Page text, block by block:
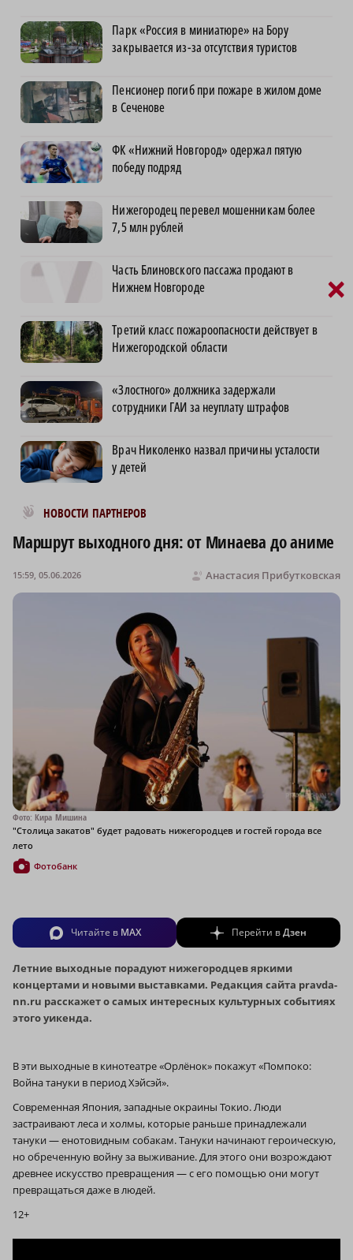
Парк «Россия в миниатюре» на Бору
закрывается из-за отсутствия туристов
Пенсионер погиб при пожаре в жилом доме
в Сеченове
ФК «Нижний Новгород» одержал пятую
победу подряд
Нижегородец перевел мошенникам более
7,5 млн рублей
Часть Блиновского пассажа продают в
Нижнем Новгороде
Третий класс пожароопасности действует в
Нижегородской области
«Злостного» должника задержали
сотрудники ГАИ за неуплату штрафов
Врач Николенко назвал причины усталости
у детей
НОВОСТИ ПАРТНЕРОВ
Новости МирТесен
×
Маршрут выходного дня: от Минаева до аниме
Анастасия Прибутковская
15:59, 05.06.2026
Фото: Кира Мишина
"Столица закатов" будет радовать нижегородцев и гостей города все
лето
Фотобанк
Читайте в MAX Перейти вДзен
Летние выходные порадуют нижегородцев яркими
концертами и новыми выставками. Редакция сайта pravda-
nn.ru расскажет о самых интересных культурных событиях
этого уикенда.
В эти выходные в кинотеатре «Орлёнок» покажут «Помпоко:
Война тануки в период Хэйсэй».
Современная Япония, западные окраины Токио. Люди
застраивают леса и холмы, которые раньше принадлежали
тануки — енотовидным собакам. Тануки начинают героическую,
но обреченную войну за выживание. Для этого они возрождают
древнее искусство превращения — с его помощью они могут
превращаться даже в людей.
12+